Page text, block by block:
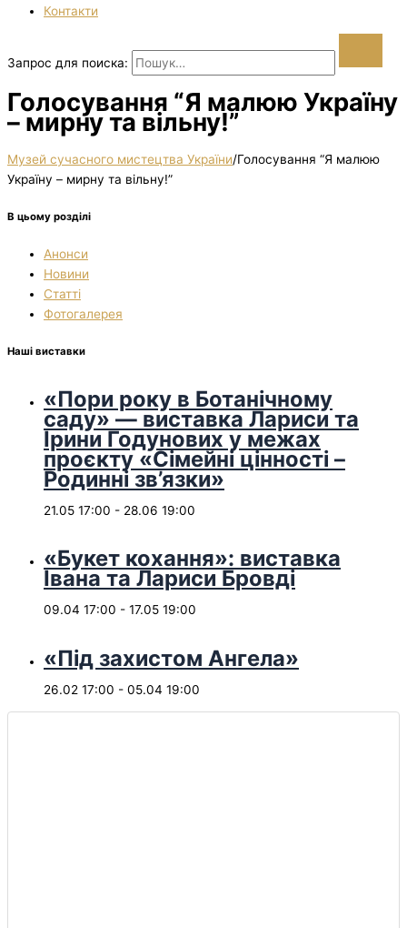
Контакти
Запрос для поиска:
Голосування “Я малюю Україну
– мирну та вільну!”
Музей сучасного мистецтва України/Голосування “Я малюю
Україну – мирну та вільну!”
В цьому розділі
Анонси
Новини
Статті
Фотогалерея
Наші виставки
«Пори року в Ботанічному
саду» — виставка Лариси та
Ірини Годунових у межах
проєкту «Сімейні цінності –
Родинні зв’язки»
21.05 17:00 - 28.06 19:00
«Букет кохання»: виставка
Івана та Лариси Бровді
09.04 17:00 - 17.05 19:00
«Під захистом Ангела»
26.02 17:00 - 05.04 19:00